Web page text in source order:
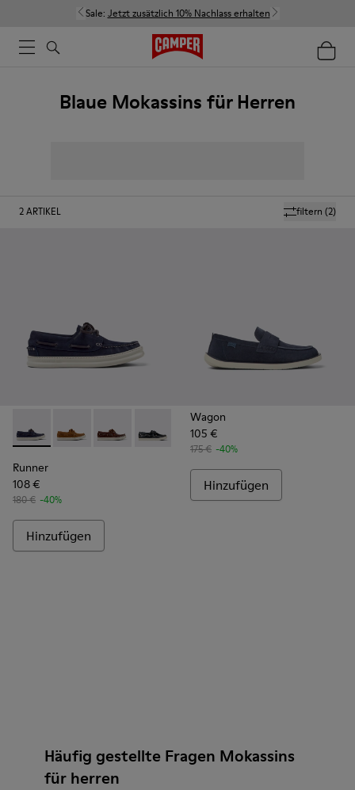
Sale: Jetzt zusätzlich 10% Nachlass erhalten
Blaue Mokassins für Herren
filtern (2)
2ARTIKEL
Runner - K101073-006 - Blaue Nubukleder-Mokassins für
Runner - K101073-005
Runner - K101073-003
Runner - K101073-002
Runner
108 €
180 € -40%
Hinzufügen
Wagon
105 €
175 € -40%
Hinzufügen
Häufig gestellte Fragen Mokassins
für herren